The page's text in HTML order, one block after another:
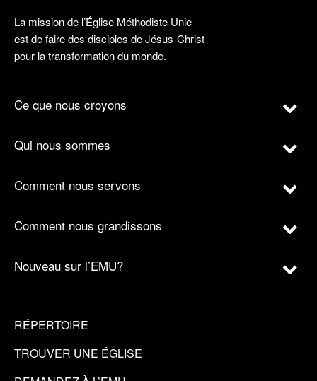
La mission de l’Église Méthodiste Unie
est de faire des disciples de Jésus-Christ
pour la transformation du monde.
Ce que nous croyons
Qui nous sommes
Comment nous servons
Comment nous grandissons
Nouveau sur l’EMU?
RÉPERTOIRE
TROUVER UNE ÉGLISE